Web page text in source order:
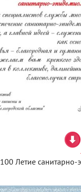
100 Летие